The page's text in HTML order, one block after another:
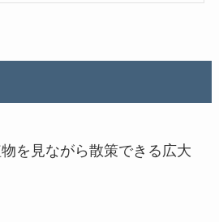
を見ながら散策できる広大